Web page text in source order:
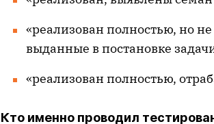
«реализован полностью, но
выданные в постановке
«реализован полностью,
Кто именно проводил